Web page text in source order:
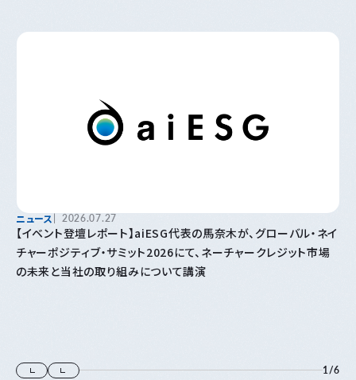
ニュース 2026.07.27
【イベント登壇レポート】aiESG代表の馬奈木が、グローバル・ネイ
チャーポジティブ・サミット2026にて、ネーチャークレジット市場
の未来と当社の取り組みについて講演
1/6